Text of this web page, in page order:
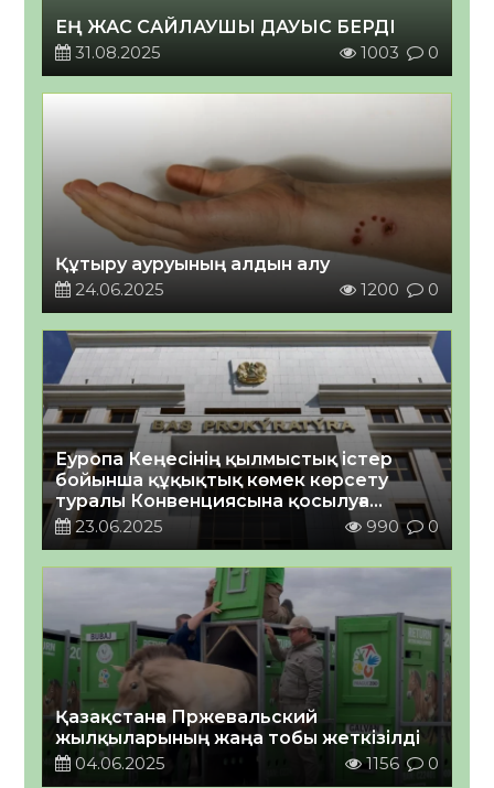
ЕҢ ЖАС САЙЛАУШЫ ДАУЫС БЕРДІ
31.08.2025
1003 0
Құтыру ауруының алдын алу
24.06.2025
1200 0
Еуропа Кеңесінің қылмыстық істер
бойынша құқықтық көмек көрсету
туралы Конвенциясына қосылуға
шақыру туралы
23.06.2025 990 0
Қазақстанға Пржевальский
жылқыларының жаңа тобы жеткізілді
04.06.2025
1156 0